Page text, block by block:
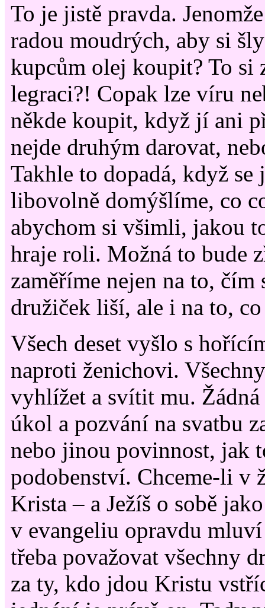
To je jistě pravda.
radou moudrých, aby si
kupcům olej koupit? To si
legraci?! Copak lze víru
někde koupit, když jí ani
nejde druhým darovat,
Takhle to dopadá, když se
libovolně domýšlíme, co
abychom si všimli, jakou
hraje roli. Možná to bude
zaměříme nejen na to,
družiček liší, ale i na to,
Všech deset vyšlo s
naproti ženichovi.
vyhlížet a svítit mu.
úkol a pozvání na svatbu
nebo jinou povinnost, jak
podobenství. Chceme-li v
Krista – a Ježíš o sobě
v evangeliu opravdu
třeba považovat všechny
za ty, kdo jdou Kristu